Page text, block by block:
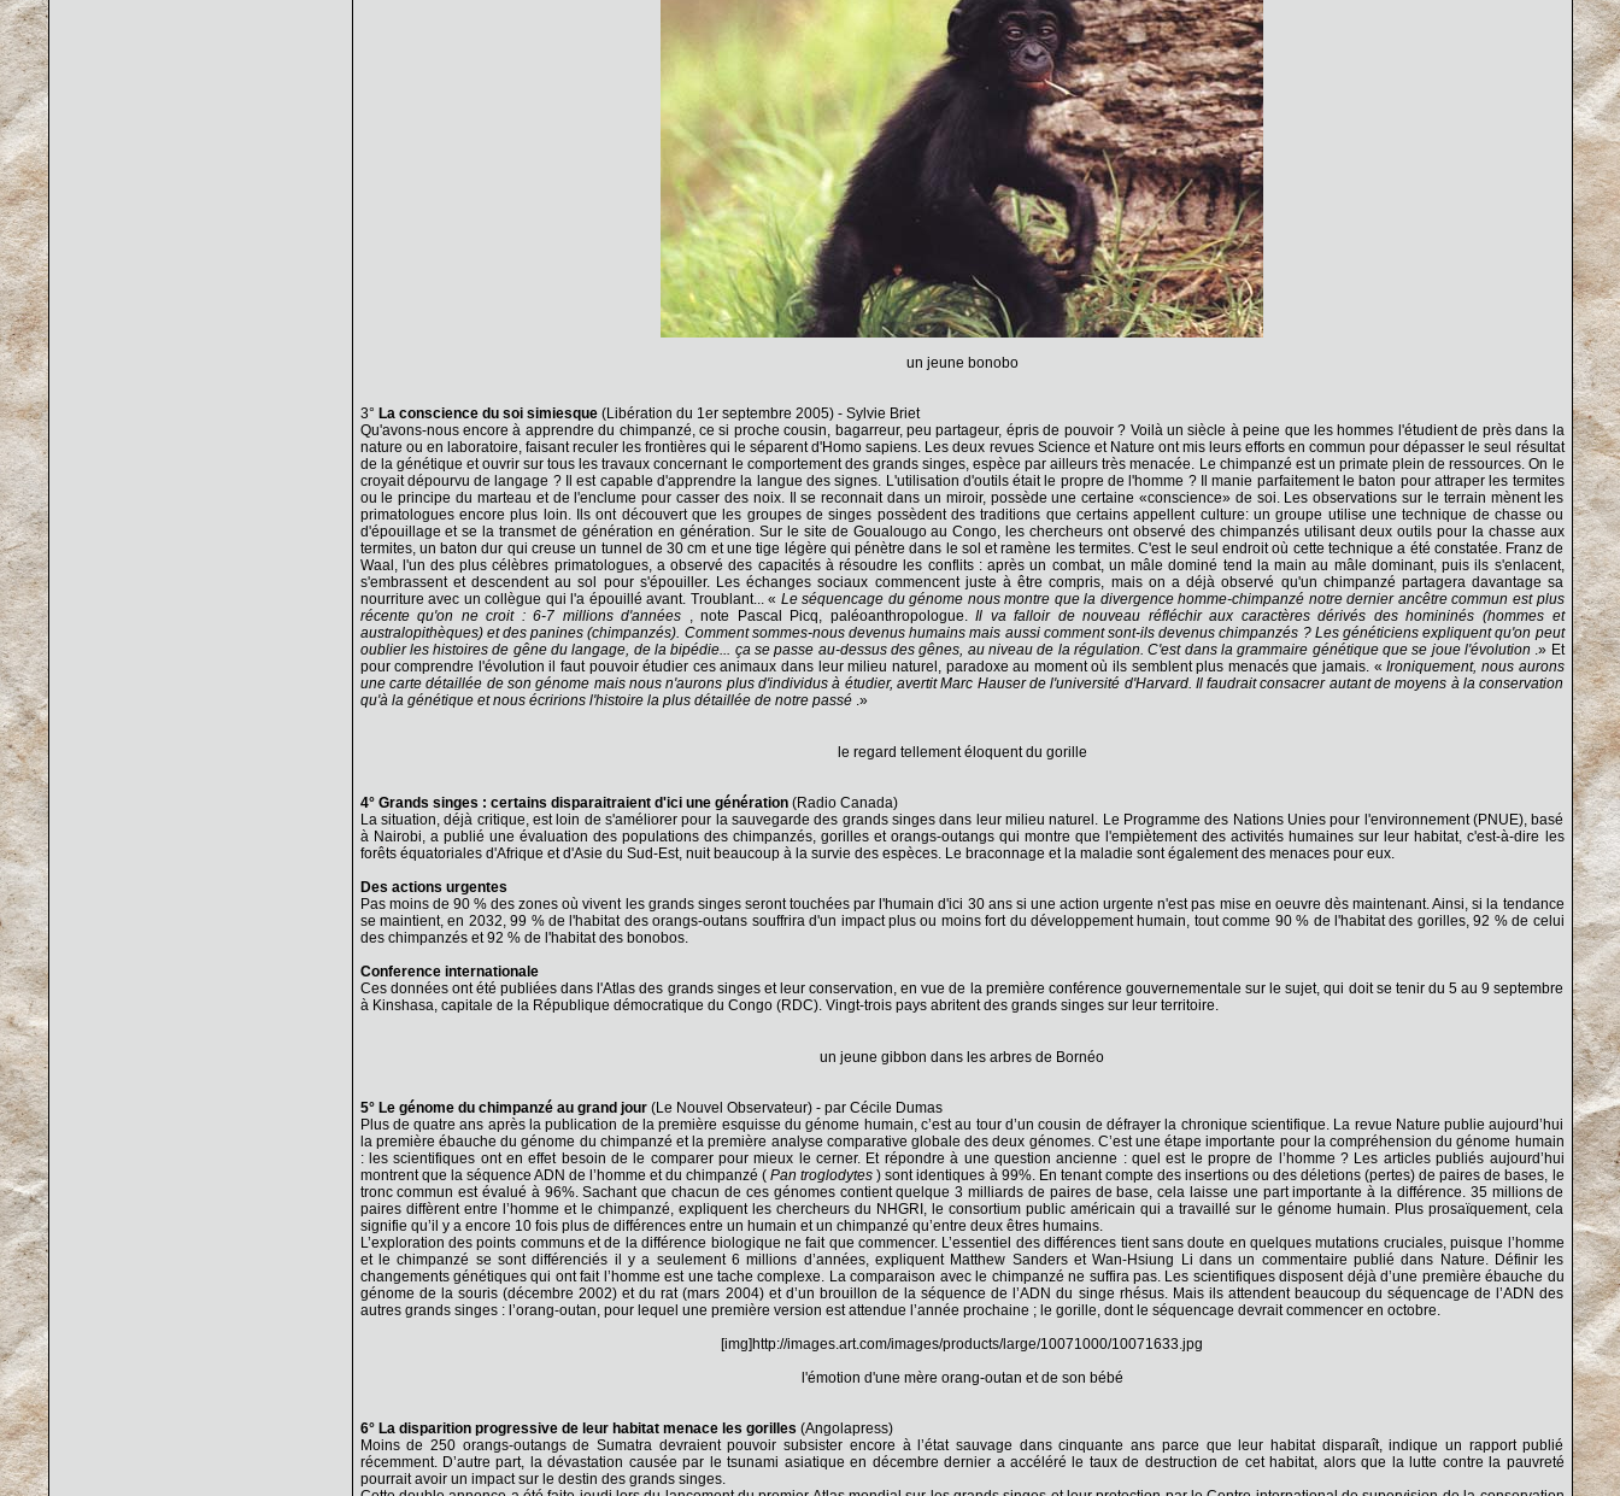
un jeune bonobo
3° La conscience du soi simiesque (Libération du 1er septembre 2005) - Sylvie Briet
Qu'avons-nous encore à apprendre du chimpanzé, ce si proche cousin, bagarreur, peu partageur, épris de pouvoir ? Voilà un siècle à peine que les hommes l'étudient de près dans la
nature ou en laboratoire, faisant reculer les frontières qui le séparent d'Homo sapiens. Les deux revues Science et Nature ont mis leurs efforts en commun pour dépasser le seul résultat
de la génétique et ouvrir sur tous les travaux concernant le comportement des grands singes, espèce par ailleurs très menacée. Le chimpanzé est un primate plein de ressources. On le
croyait dépourvu de langage ? Il est capable d'apprendre la langue des signes. L'utilisation d'outils était le propre de l'homme ? Il manie parfaitement le baton pour attraper les termites
ou le principe du marteau et de l'enclume pour casser des noix. Il se reconnait dans un miroir, possède une certaine «conscience» de soi. Les observations sur le terrain mènent les
primatologues encore plus loin. Ils ont découvert que les groupes de singes possèdent des traditions que certains appellent culture: un groupe utilise une technique de chasse ou
d'épouillage et se la transmet de génération en génération. Sur le site de Goualougo au Congo, les chercheurs ont observé des chimpanzés utilisant deux outils pour la chasse aux
termites, un baton dur qui creuse un tunnel de 30 cm et une tige légère qui pénètre dans le sol et ramène les termites. C'est le seul endroit où cette technique a été constatée. Franz de
Waal, l'un des plus célèbres primatologues, a observé des capacités à résoudre les conflits : après un combat, un mâle dominé tend la main au mâle dominant, puis ils s'enlacent,
s'embrassent et descendent au sol pour s'épouiller. Les échanges sociaux commencent juste à être compris, mais on a déjà observé qu'un chimpanzé partagera davantage sa
nourriture avec un collègue qui l'a épouillé avant. Troublant... « Le séquencage du génome nous montre que la divergence homme-chimpanzé notre dernier ancêtre commun est plus
récente qu'on ne croit : 6-7 millions d'années , note Pascal Picq, paléoanthropologue.Il va falloir de nouveau réfléchir aux caractères dérivés des homininés (hommes et
australopithèques) et des panines (chimpanzés). Comment sommes-nous devenus humains mais aussi comment sont-ils devenus chimpanzés ? Les généticiens expliquent qu'on peut
oublier les histoires de gêne du langage, de la bipédie... ça se passe au-dessus des gênes, au niveau de la régulation. C'est dans la grammaire génétique que se joue l'évolution .» Et
pour comprendre l'évolution il faut pouvoir étudier ces animaux dans leur milieu naturel, paradoxe au moment où ils semblent plus menacés que jamais. « Ironiquement, nous aurons
une carte détaillée de son génome mais nous n'aurons plus d'individus à étudier, avertit Marc Hauser de l'université d'Harvard. Il faudrait consacrer autant de moyens à la conservation
qu'à la génétique et nous écririons l'histoire la plus détaillée de notre passé .»
le regard tellement éloquent du gorille
4° Grands singes : certains disparaitraient d'ici une génération (Radio Canada)
La situation, déjà critique, est loin de s'améliorer pour la sauvegarde des grands singes dans leur milieu naturel. Le Programme des Nations Unies pour l'environnement (PNUE), basé
à Nairobi, a publié une évaluation des populations des chimpanzés, gorilles et orangs-outangs qui montre que l'empiètement des activités humaines sur leur habitat, c'est-à-dire les
forêts équatoriales d'Afrique et d'Asie du Sud-Est, nuit beaucoup à la survie des espèces. Le braconnage et la maladie sont également des menaces pour eux.
Des actions urgentes
Pas moins de 90 % des zones où vivent les grands singes seront touchées par l'humain d'ici 30 ans si une action urgente n'est pas mise en oeuvre dès maintenant. Ainsi, si la tendance
se maintient, en 2032, 99 % de l'habitat des orangs-outans souffrira d'un impact plus ou moins fort du développement humain, tout comme 90 % de l'habitat des gorilles, 92 % de celui
des chimpanzés et 92 % de l'habitat des bonobos.
Conference internationale
Ces données ont été publiées dans l'Atlas des grands singes et leur conservation, en vue de la première conférence gouvernementale sur le sujet, qui doit se tenir du 5 au 9 septembre
à Kinshasa, capitale de la République démocratique du Congo (RDC). Vingt-trois pays abritent des grands singes sur leur territoire.
un jeune gibbon dans les arbres de Bornéo
5° Le génome du chimpanzé au grand jour (Le Nouvel Observateur) - par Cécile Dumas
Plus de quatre ans après la publication de la première esquisse du génome humain, c’est au tour d’un cousin de défrayer la chronique scientifique. La revue Nature publie aujourd’hui
la première ébauche du génome du chimpanzé et la première analyse comparative globale des deux génomes. C’est une étape importante pour la compréhension du génome humain
: les scientifiques ont en effet besoin de le comparer pour mieux le cerner. Et répondre à une question ancienne : quel est le propre de l’homme ? Les articles publiés aujourd’hui
montrent que la séquence ADN de l’homme et du chimpanzé ( Pan troglodytes) sont identiques à 99%. En tenant compte des insertions ou des déletions (pertes) de paires de bases, le
tronc commun est évalué à 96%. Sachant que chacun de ces génomes contient quelque 3 milliards de paires de base, cela laisse une part importante à la différence. 35 millions de
paires diffèrent entre l’homme et le chimpanzé, expliquent les chercheurs du NHGRI, le consortium public américain qui a travaillé sur le génome humain. Plus prosaïquement, cela
signifie qu’il y a encore 10 fois plus de différences entre un humain et un chimpanzé qu’entre deux êtres humains.
L’exploration des points communs et de la différence biologique ne fait que commencer. L’essentiel des différences tient sans doute en quelques mutations cruciales, puisque l’homme
et le chimpanzé se sont différenciés il y a seulement 6 millions d’années, expliquent Matthew Sanders et Wan-Hsiung Li dans un commentaire publié dans Nature. Définir les
changements génétiques qui ont fait l’homme est une tache complexe. La comparaison avec le chimpanzé ne suffira pas. Les scientifiques disposent déjà d’une première ébauche du
génome de la souris (décembre 2002) et du rat (mars 2004) et d’un brouillon de la séquence de l’ADN du singe rhésus. Mais ils attendent beaucoup du séquencage de l’ADN des
autres grands singes : l’orang-outan, pour lequel une première version est attendue l’année prochaine ; le gorille, dont le séquencage devrait commencer en octobre.
[img]http://images.art.com/images/products/large/10071000/10071633.jpg
l'émotion d'une mère orang-outan et de son bébé
6° La disparition progressive de leur habitat menace les gorilles (Angolapress)
Moins de 250 orangs-outangs de Sumatra devraient pouvoir subsister encore à l’état sauvage dans cinquante ans parce que leur habitat disparaît, indique un rapport publié
récemment. D’autre part, la dévastation causée par le tsunami asiatique en décembre dernier a accéléré le taux de destruction de cet habitat, alors que la lutte contre la pauvreté
pourrait avoir un impact sur le destin des grands singes.